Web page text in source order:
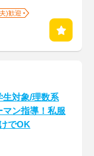
)歓迎
生対象/理数系
ン指導！私服
でOK